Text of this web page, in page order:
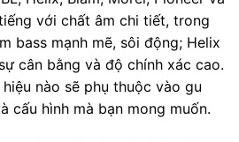
với chất âm chi tiết, trong
bass mạnh mẽ, sôi động; Helix
cân bằng và độ chính xác cao.
nào sẽ phụ thuộc vào gu
cấu hình mà bạn mong muốn.